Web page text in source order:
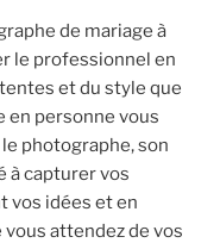
de mariage à
le professionnel en
et du style que
en personne vous
photographe, son
à capturer vos
vos idées et en
attendez de vos